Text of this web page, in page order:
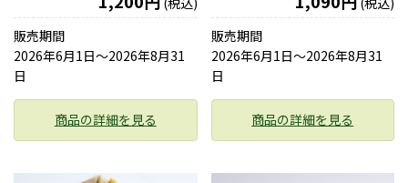
販売期間
2026年6月1日〜2026年8月31
日
商品の詳細を見る
販売期間
2026年6月1日〜2026年8月31
日
商品の詳細を見る